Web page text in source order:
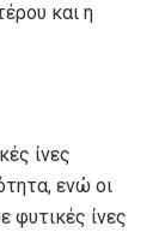
και η
ίνες
ενώ οι
φυτικές ίνες